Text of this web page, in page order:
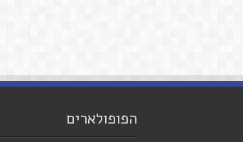
הפופולארים